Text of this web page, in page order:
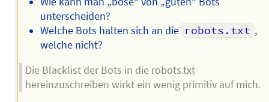
unterscheiden?
Welche Bots halten sich an die robots.txt ,
welche nicht?
Die Blacklist der Bots in die robots.txt
hereinzuschreiben wirkt ein wenig primitiv auf mich.